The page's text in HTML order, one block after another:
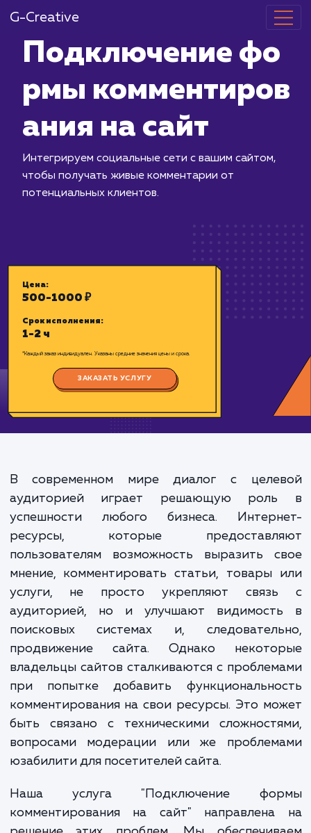
G-Creative
рмы
ания на сайт
потенциальных клиентов.
500-1000 ₽
В современном мире диалог с
аудиторией играет решающую
успешности любого бизнеса.
ресурсы, которые
пользователям возможность выразить
мнение, комментировать статьи, товары
услуги, не просто укрепляют
аудиторией, но и улучшают
поисковых системах и,
продвижение сайта. Однако
владельцы сайтов сталкиваются с
при попытке добавить
быть связано с техническими
вопросами модерации или же